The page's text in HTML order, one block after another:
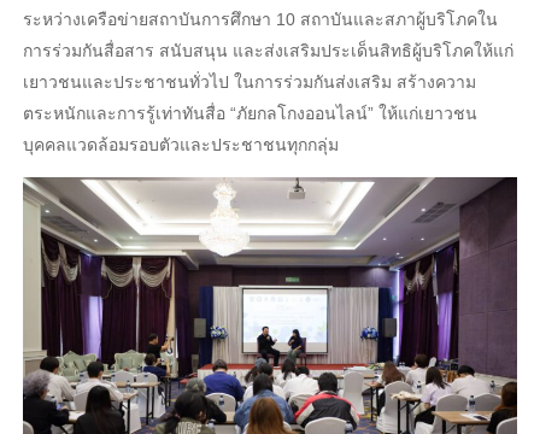
ระหว่างเครือข่ายสถาบันการศึกษา 10 สถาบันและสภาผู้บริโภคใน
การร่วมกันสื่อสาร สนับสนุน และส่งเสริมประเด็นสิทธิผู้บริโภคให้แก่
เยาวชนและประชาชนทั่วไป ในการร่วมกันส่งเสริม สร้างความ
ตระหนักและการรู้เท่าทันสื่อ “ภัยกลโกงออนไลน์” ให้แก่เยาวชน
บุคคลแวดล้อมรอบตัวและประชาชนทุกกลุ่ม